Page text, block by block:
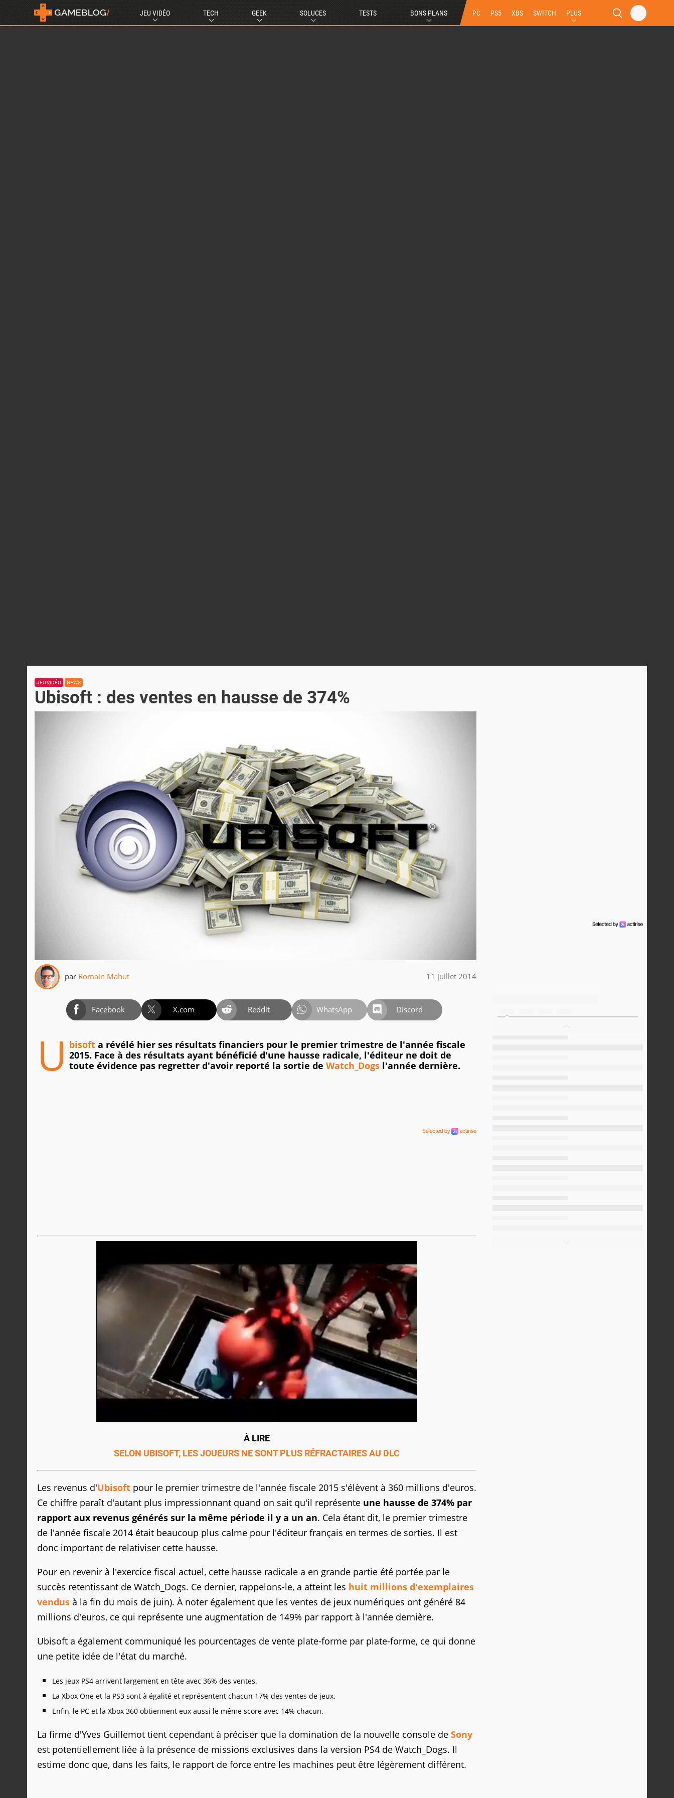
JEU VIDÉO TECH GEEK SOLUCES TESTS BONS PLANS PC PS5 XBS SWITCH PLUS
JEU VIDÉO NEWS
Ubisoft : des ventes en hausse de 374%
par Romain Mahut 11 juillet 2014
Facebook X.com Reddit WhatsApp Discord
U bisoft a révélé hier ses résultats financiers pour le premier trimestre de l'année fiscale
2015. Face à des résultats ayant bénéficié d'une hausse radicale, l'éditeur ne doit de
toute évidence pas regretter d'avoir reporté la sortie de Watch_Dogs l'année dernière.
À LIRE
SELON UBISOFT, LES JOUEURS NE SONT PLUS RÉFRACTAIRES AU DLC
Les revenus d'Ubisoft pour le premier trimestre de l'année fiscale 2015 s'élèvent à 360 millions d'euros.
Ce chiffre paraît d'autant plus impressionnant quand on sait qu'il représente une hausse de 374% par
rapport aux revenus générés sur la même période il y a un an. Cela étant dit, le premier trimestre
de l'année fiscale 2014 était beaucoup plus calme pour l'éditeur français en termes de sorties. Il est
donc important de relativiser cette hausse.
Pour en revenir à l'exercice fiscal actuel, cette hausse radicale a en grande partie été portée par le
succès retentissant de Watch_Dogs. Ce dernier, rappelons-le, a atteint les huit millions d'exemplaires
vendus à la fin du mois de juin). À noter également que les ventes de jeux numériques ont généré 84
millions d'euros, ce qui représente une augmentation de 149% par rapport à l'année dernière.
Ubisoft a également communiqué les pourcentages de vente plate-forme par plate-forme, ce qui donne
une petite idée de l'état du marché.
Les jeux PS4 arrivent largement en tête avec 36% des ventes.
La Xbox One et la PS3 sont à égalité et représentent chacun 17% des ventes de jeux.
Enfin, le PC et la Xbox 360 obtiennent eux aussi le même score avec 14% chacun.
La firme d'Yves Guillemot tient cependant à préciser que la domination de la nouvelle console de Sony
est potentiellement liée à la présence de missions exclusives dans la version PS4 de Watch_Dogs. Il
estime donc que, dans les faits, le rapport de force entre les machines peut être légèrement différent.